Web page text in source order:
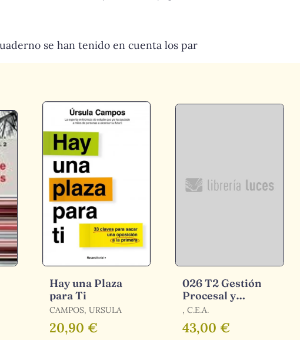
se han tenido en cuenta los par
Hay una Plaza
para Ti
CAMPOS, URSULA
20,90 €
026 T2 Gestión
Procesal y
Administrativa,
Promoción
Interna
, C.E.A.
43,00 €